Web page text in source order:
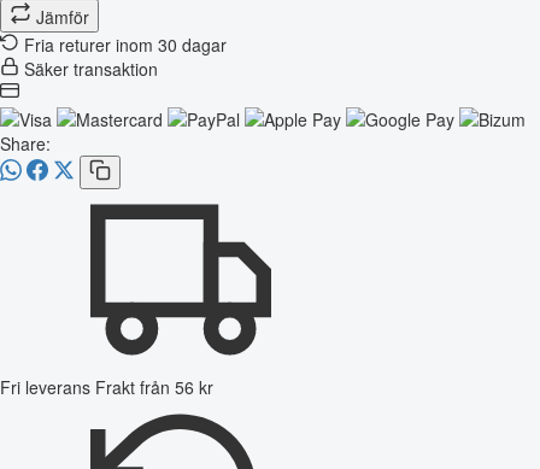
Jämför
Fria returer inom 30 dagar
Säker transaktion
Share:
Fri leverans Frakt från 56 kr